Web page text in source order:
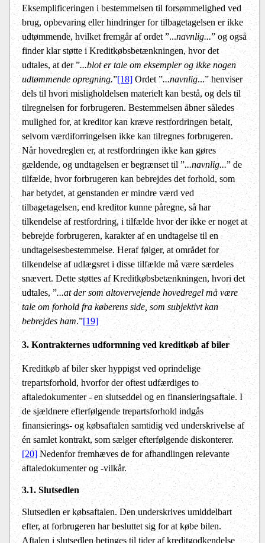
Eksemplificeringen i bestemmelsen til forsømmelighed ved
brug, opbevaring eller hindringer for tilbagetagelsen er ikke
udtømmende, hvilket fremgår af ordet ”...navnlig...” og også
finder klar støtte i Kreditkøbsbetænkningen, hvor det
udtales, at der ”...blot er tale om eksempler og ikke nogen
udtømmende opregning.”[18]Ordet ”...navnlig...” henviser
dels til hvori misligholdelsen materielt kan bestå, og dels til
tilregnelsen for forbrugeren. Bestemmelsen åbner således
mulighed for, at kreditor kan kræve restfordringen betalt,
selvom værdiforringelsen ikke kan tilregnes forbrugeren.
Når hovedreglen er, at restfordringen ikke kan gøres
gældende, og undtagelsen er begrænset til ”...navnlig...” de
tilfælde, hvor forbrugeren kan bebrejdes det forhold, som
har betydet, at genstanden er mindre værd ved
tilbagetagelsen, end kreditor kunne påregne, så har
tilkendelse af restfordring, i tilfælde hvor der ikke er noget at
bebrejde forbrugeren, karakter af en undtagelse til en
undtagelsesbestemmelse. Heraf følger, at området for
tilkendelse af udlægsret i disse tilfælde må være særdeles
snævert. Dette støttes af Kreditkøbsbetænkningen, hvori det
udtales, ”...at der som altovervejende hovedregel må være
tale om forhold fra køberens side, som subjektivt kan
bebrejdes ham.”[19]
3. Kontrakternes udformning ved kreditkøb af biler
Kreditkøb af biler sker hyppigst ved oprindelige
trepartsforhold, hvorfor der oftest udfærdiges to
aftaledokumenter - en slutseddel og en finansieringsaftale. I
de sjældnere efterfølgende trepartsforhold indgås
finansierings- og købsaftalen samtidig ved underskrivelse af
én samlet kontrakt, som sælger efterfølgende diskonterer.
[20]Nedenfor fremhæves de for afhandlingen relevante
aftaledokumenter og -vilkår.
3.1. Slutsedlen
Slutsedlen er købsaftalen. Den underskrives umiddelbart
efter, at forbrugeren har besluttet sig for at købe bilen.
Aftalen i slutsedlen betinges til tider af kreditgodkendelse